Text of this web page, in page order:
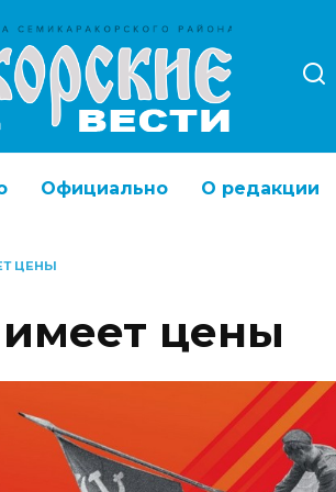
Официально О редакции
ЦЕНЫ
цены